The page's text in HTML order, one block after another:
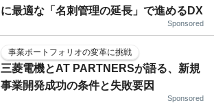
に最適な「名刺管理の延長」で進めるDX
Sponsored
事業ポートフォリオの変革に挑戦
三菱電機とAT PARTNERSが語る、新規
事業開発成功の条件と失敗要因
Sponsored